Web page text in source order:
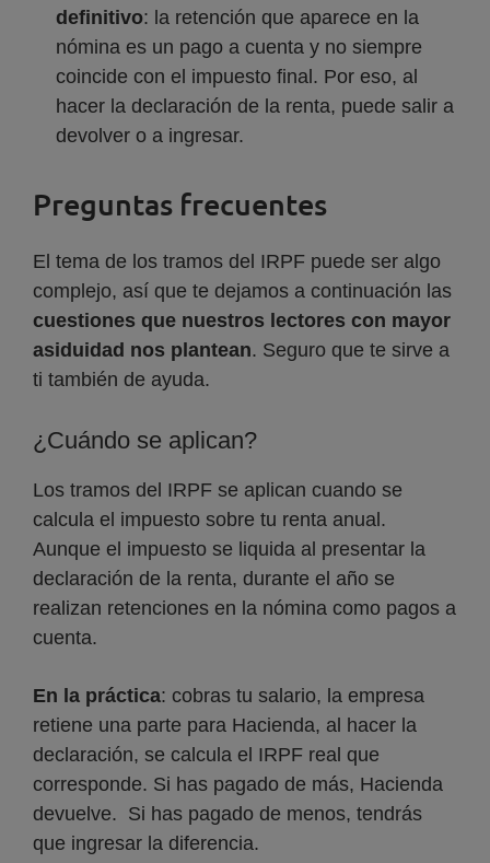
definitivo: la retención que aparece en la
nómina es un pago a cuenta y no siempre
coincide con el impuesto final. Por eso, al
hacer la declaración de la renta, puede salir a
devolver o a ingresar.
Preguntas frecuentes
El tema de los tramos del IRPF puede ser algo
complejo, así que te dejamos a continuación las
cuestiones que nuestros lectores con mayor
asiduidad nos plantean. Seguro que te sirve a
ti también de ayuda.
¿Cuándo se aplican?
Los tramos del IRPF se aplican cuando se
calcula el impuesto sobre tu renta anual.
Aunque el impuesto se liquida al presentar la
declaración de la renta, durante el año se
realizan retenciones en la nómina como pagos a
cuenta.
En la práctica: cobras tu salario, la empresa
retiene una parte para Hacienda, al hacer la
declaración, se calcula el IRPF real que
corresponde. Si has pagado de más, Hacienda
devuelve. Si has pagado de menos, tendrás
que ingresar la diferencia.